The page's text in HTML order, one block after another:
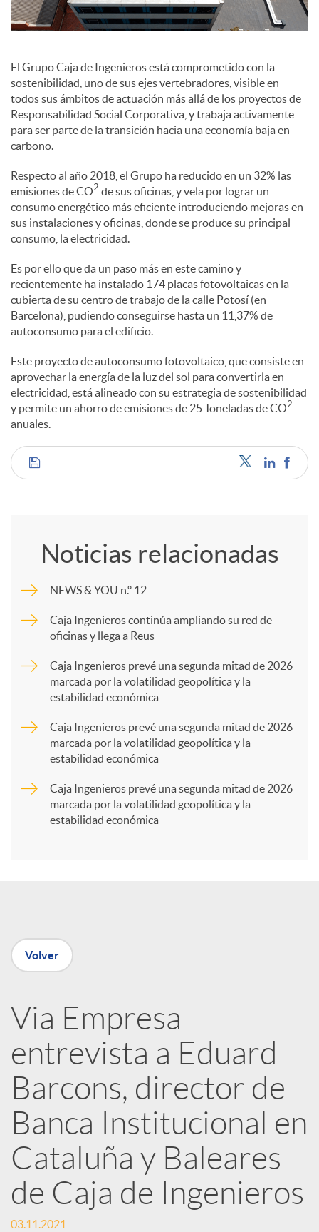
i
a
l
e
s
El Grupo Caja de Ingenieros está comprometido con la
sostenibilidad, uno de sus ejes vertebradores, visible en
todos sus ámbitos de actuación más allá de los proyectos de
Responsabilidad Social Corporativa, y trabaja activamente
para ser parte de la transición hacia una economía baja en
carbono.
Respecto al año 2018, el Grupo ha reducido en un 32% las
emisiones de CO2 de sus oficinas, y vela por lograr un
consumo energético más eficiente introduciendo mejoras en
sus instalaciones y oficinas, donde se produce su principal
consumo, la electricidad.
Es por ello que da un paso más en este camino y
recientemente ha instalado 174 placas fotovoltaicas en la
cubierta de su centro de trabajo de la calle Potosí (en
Barcelona), pudiendo conseguirse hasta un 11,37% de
autoconsumo para el edificio.
Este proyecto de autoconsumo fotovoltaico, que consiste en
aprovechar la energía de la luz del sol para convertirla en
electricidad, está alineado con su estrategia de sostenibilidad
y permite un ahorro de emisiones de 25 Toneladas de CO2
anuales.
C
p
a
n
e
d
e
s
S
Noticias relacionadas
NEWS & YOU n.º 12
Caja Ingenieros continúa ampliando su red de
oficinas y llega a Reus
Caja Ingenieros prevé una segunda mitad de 2026
marcada por la volatilidad geopolítica y la
estabilidad económica
Caja Ingenieros prevé una segunda mitad de 2026
marcada por la volatilidad geopolítica y la
estabilidad económica
Caja Ingenieros prevé una segunda mitad de 2026
marcada por la volatilidad geopolítica y la
estabilidad económica
Volver
Via Empresa
entrevista a Eduard
Barcons, director de
Banca Institucional en
Cataluña y Baleares
de Caja de Ingenieros
03.11.2021